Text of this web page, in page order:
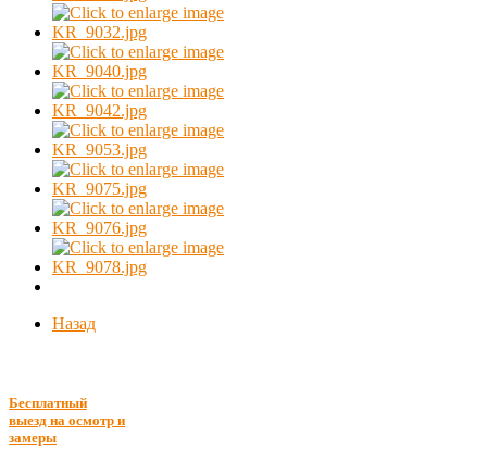
Назад
Бесплатный
выезд на осмотр и
замеры